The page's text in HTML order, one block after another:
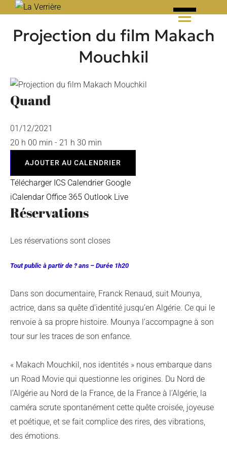
contentProjection du film Makach
Mouchkil
Quand
01/12/2021
20 h 00 min - 21 h 30 min
AJOUTER AU CALENDRIER
Télécharger ICS Calendrier Google
iCalendar Office 365 Outlook Live
Réservations
Les réservations sont closes
Tout public à partir de ? ans – Durée 1h20
Dans son documentaire, Franck Renaud, suit Mounya,
actrice, dans sa quête d’identité jusqu’en Algérie. Ce qui le
renvoie à sa propre histoire. Mounya l’accompagne à son
tour sur les traces de son enfance.
« Makach Mouchkil, nos identités » nous embarque dans
un Road Movie qui questionne les origines. Du Nord de
l’Algérie au Nord de la France, de la France à l’Algérie, la
caméra scrute spontanément cette quête croisée, joyeuse
et poétique, et se fait complice des rires, des vibrations,
des émotions.